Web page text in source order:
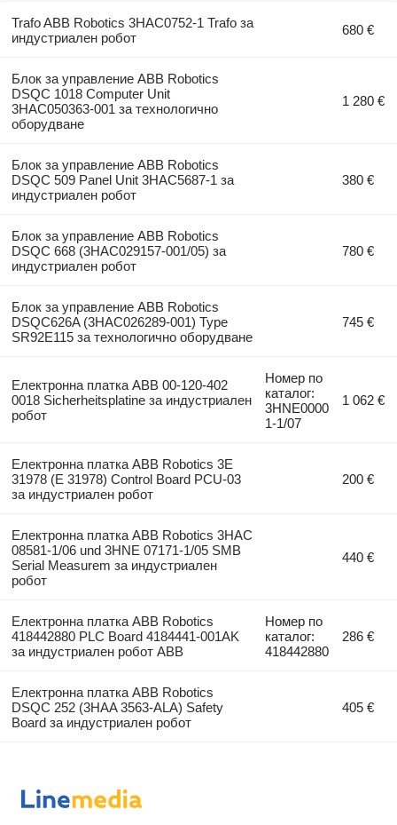
Trafo ABB Robotics 3HAC0752-1 Trafo за
индустриален робот
680 €
Блок за управление ABB Robotics
DSQC 1018 Computer Unit
3HAC050363-001 за технологично
оборудване
1 280 €
Блок за управление ABB Robotics
DSQC 509 Panel Unit 3HAC5687-1 за
индустриален робот
380 €
Блок за управление ABB Robotics
DSQC 668 (3HAC029157-001/05) за
индустриален робот
780 €
Блок за управление ABB Robotics
DSQC626A (3HAC026289-001) Type
SR92E115 за технологично оборудване
745 €
Електронна платка ABB 00-120-402
0018 Sicherheitsplatine за индустриален
робот
Номер по
каталог:
3HNE0000
1-1/07
1 062 €
Електронна платка ABB Robotics 3E
31978 (E 31978) Control Board PCU-03
за индустриален робот
200 €
Електронна платка ABB Robotics 3HAC
08581-1/06 und 3HNE 07171-1/05 SMB
Serial Measurem за индустриален
робот
440 €
Електронна платка ABB Robotics
418442880 PLC Board 4184441-001AK
за индустриален робот ABB
Номер по
каталог:
418442880
286 €
Електронна платка ABB Robotics
DSQC 252 (3HAA 3563-ALA) Safety
Board за индустриален робот
405 €